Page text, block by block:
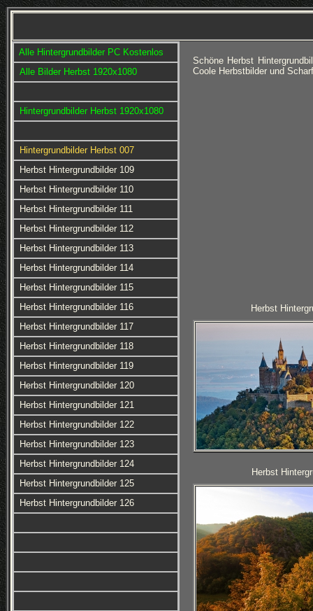
Alle Hintergrundbilder PC Kostenlos
Alle Bilder Herbst 1920x1080
Hintergrundbilder Herbst 1920x1080
Hintergrundbilder Herbst 007
Herbst Hintergrundbilder 109
Herbst Hintergrundbilder 110
Herbst Hintergrundbilder 111
Herbst Hintergrundbilder 112
Herbst Hintergrundbilder 113
Herbst Hintergrundbilder 114
Herbst Hintergrundbilder 115
Herbst Hintergrundbilder 116
Herbst Hintergrundbilder 117
Herbst Hintergrundbilder 118
Herbst Hintergrundbilder 119
Herbst Hintergrundbilder 120
Herbst Hintergrundbilder 121
Herbst Hintergrundbilder 122
Herbst Hintergrundbilder 123
Herbst Hintergrundbilder 124
Herbst Hintergrundbilder 125
Herbst Hintergrundbilder 126
Schöne Herbst
Coole Herbstbilder und
Herbst
Herbst